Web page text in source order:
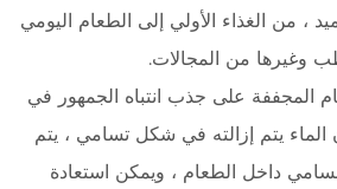
، من الغذاء الأولي إلى الطعام اليومي
وغيرها من المجالات.
المجففة على جذب انتباه الجمهور في
الماء يتم إزالته في شكل تسامي ، يتم
داخل الطعام ، ويمكن استعادة